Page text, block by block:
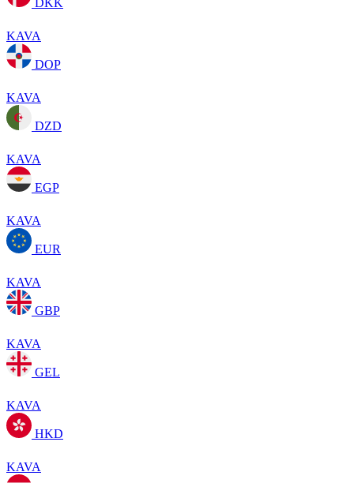
DKK
KAVA
DOP
KAVA
DZD
KAVA
EGP
KAVA
EUR
KAVA
GBP
KAVA
GEL
KAVA
HKD
KAVA